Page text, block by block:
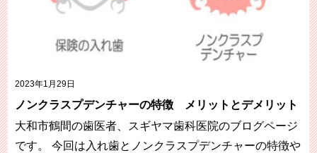
2023年1月29日
ノンクラスプデンチャーの特徴 メリットとデメリット
大和市鶴間の歯医者、スギヤマ歯科医院のブログページ
です。 今回は入れ歯とノンクラスプデンチャーの特徴や